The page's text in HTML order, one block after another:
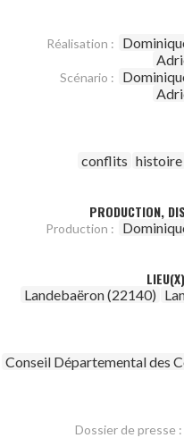
Réalisation :
Scénario :
conflits histoire
PRODUCTION,
Production :
Landebaëron (22140)
Conseil Départemental des
Dossier de presse :